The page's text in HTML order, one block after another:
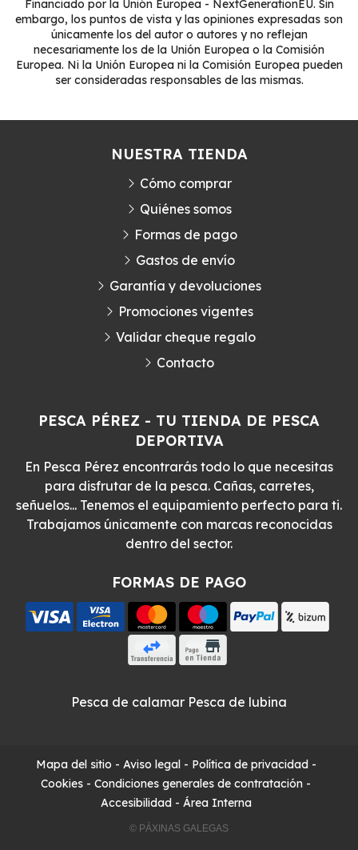
Financiado por la Unión Europea - NextGenerationEU. Sin
embargo, los puntos de vista y las opiniones expresadas son
únicamente los del autor o autores y no reflejan
necesariamente los de la Unión Europea o la Comisión
Europea. Ni la Unión Europea ni la Comisión Europea pueden
ser consideradas responsables de las mismas.
PESCA PÉREZ - TU TIENDA DE PESCA
DEPORTIVA
En Pesca Pérez encontrarás todo lo que necesitas
para disfrutar de la pesca. Cañas, carretes,
señuelos... Tenemos el equipamiento perfecto para ti.
Trabajamos únicamente con marcas reconocidas
dentro del sector.
FORMAS DE PAGO
NUESTRA TIENDA
Cómo comprar
Quiénes somos
Formas de pago
Gastos de envío
Garantía y devoluciones
Promociones vigentes
Validar cheque regalo
Contacto
Pesca de calamar Pesca de lubina
Mapa del sitio - Aviso legal- Política de privacidad-
Cookies - Condiciones generales de contratación -
Accesibilidad- Área Interna
© PÁXINAS GALEGAS